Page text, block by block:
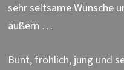
sehr seltsame Wünsche
äußern …
Bunt, fröhlich, jung und